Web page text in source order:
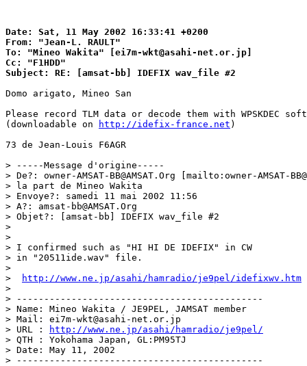
Date: Sat, 11 May 2002 16:33:41 +0200
From: "Jean-L. RAULT"
To: "Mineo Wakita" [ei7m-wkt@asahi-net.or.jp]
Cc: "F1HDD"
Domo arigato, Mineo San
Please record TLM data or decode them with WPSKDEC
(downloadable on
http://idefix-france.net )
73 de Jean-Louis F6AGR
> -----Message d'origine-----
> De?: owner-AMSAT-BB@AMSAT.Org [mailto:owner-AMSAT-
> la part de Mineo Wakita
> Envoye?: samedi 11 mai 2002 11:56
> A?: amsat-bb@AMSAT.Org
> Objet?: [amsat-bb] IDEFIX wav_file #2
>
>
> I confirmed such as "HI HI DE IDEFIX" in CW
> in "20511ide.wav" file.
>
>
http://www.ne.jp/asahi/hamradio/je9pel/idefixwv.htm
>
> ---------------------------------------------
> Name: Mineo Wakita / JE9PEL, JAMSAT member
> Mail: ei7m-wkt@asahi-net.or.jp
> URL :
http://www.ne.jp/asahi/hamradio/je9pel/
> QTH : Yokohama Japan, GL:PM95TJ
> Date: May 11, 2002
> ---------------------------------------------